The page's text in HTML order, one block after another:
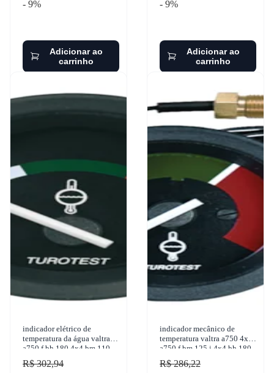
- 9%
Adicionar ao
carrinho
- 9%
Adicionar ao
carrinho
indicador elétrico de
temperatura da água valtra
a750 f bh 180 4x4 bm 110
4x4 785c 4x4 785c 4x2
1985-2017 turotest - 300
R$ 302,94
indicador mecânico de
temperatura valtra a750 4x4
a750 f bm 125 i 4x4 bh 180
4x4 bm 110 4x4 1985-2017
turotest - 302431
R$ 286,22